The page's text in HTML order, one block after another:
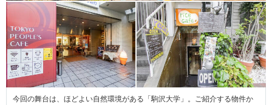
今回の舞台は、ほどよい自然環境がある「駒沢大学」。ご紹介する物件か